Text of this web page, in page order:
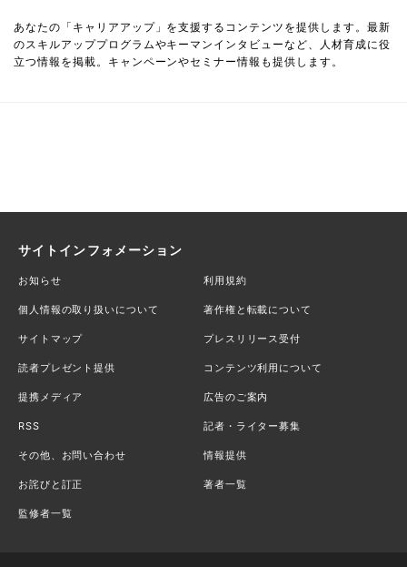
あなたの「キャリアアップ」を支援するコンテンツを提供します。最新
のスキルアッププログラムやキーマンインタビューなど、人材育成に役
立つ情報を掲載。キャンペーンやセミナー情報も提供します。
サイトインフォメーション
お知らせ 利用規約
個人情報の取り扱いについて 著作権と転載について
サイトマップ プレスリリース受付
読者プレゼント提供 コンテンツ利用について
提携メディア 広告のご案内
RSS 記者・ライター募集
その他、お問い合わせ 情報提供
お詫びと訂正 著者一覧
監修者一覧